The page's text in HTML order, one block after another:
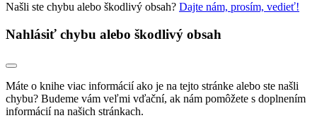
Našli ste chybu alebo škodlivý obsah? Dajte nám, prosím, vedieť!
Nahlásiť chybu alebo škodlivý obsah
Máte o knihe viac informácií ako je na tejto stránke alebo ste našli
chybu? Budeme vám veľmi vďační, ak nám pomôžete s doplnením
informácií na našich stránkach.